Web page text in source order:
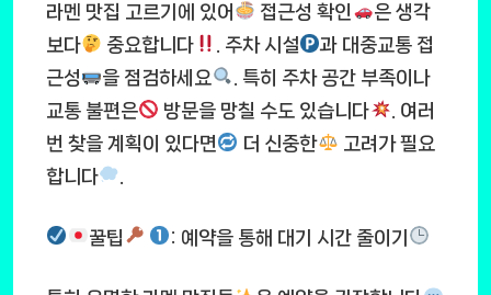
라멘 맛집 고르기에 있어 접근성 확인
은 생각
보다
중요합니다 . 주차 시설
과 대중교통 접
근성
을 점검하세요
. 특히 주차 공간 부족이나
교통 불편은
방문을 망칠 수도 있습니다
. 여러
번 찾을 계획이 있다면
더 신중한
고려가 필요
합니다
꿀팁 : 예약을 통해 대기 시간 줄이기